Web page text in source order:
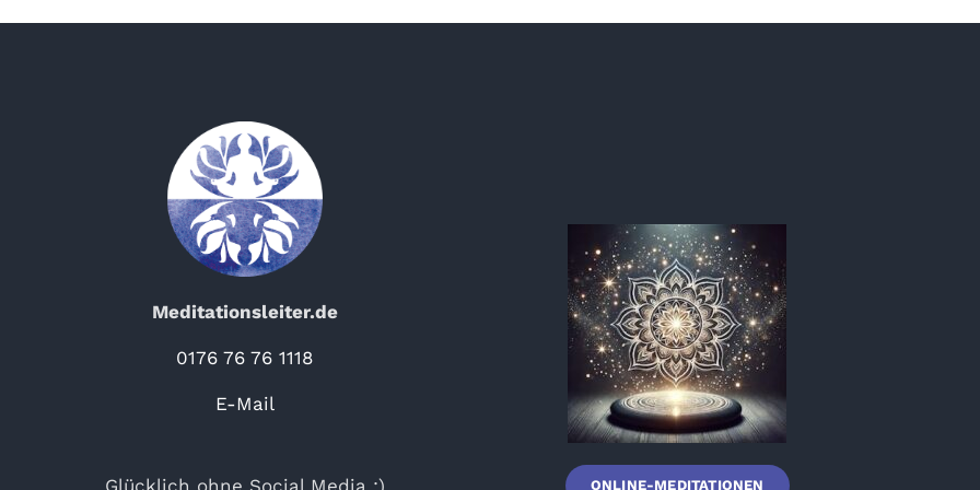
Meditationsleiter.de
0176 76 76 1118
E-Mail
Glücklich ohne Social Media ;) ONLINE-MEDITATIONEN